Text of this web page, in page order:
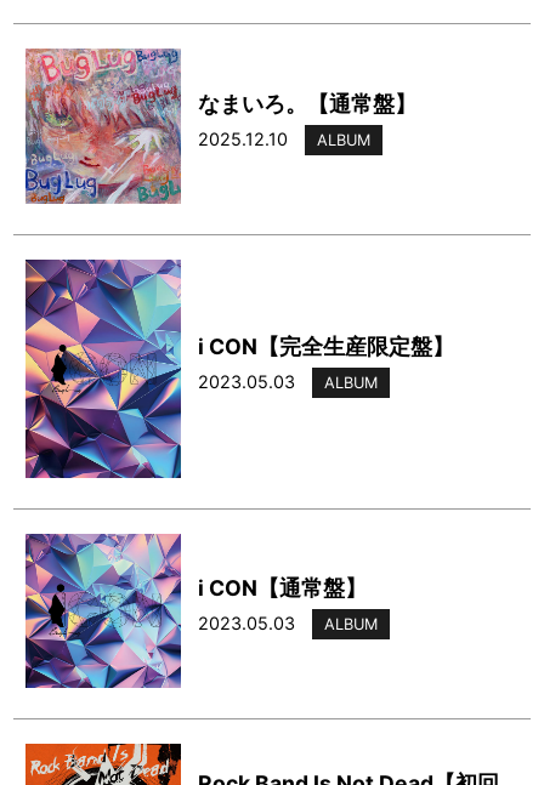
なまいろ。【通常盤】
2025.12.10 ALBUM
i CON【完全生産限定盤】
2023.05.03 ALBUM
i CON【通常盤】
2023.05.03 ALBUM